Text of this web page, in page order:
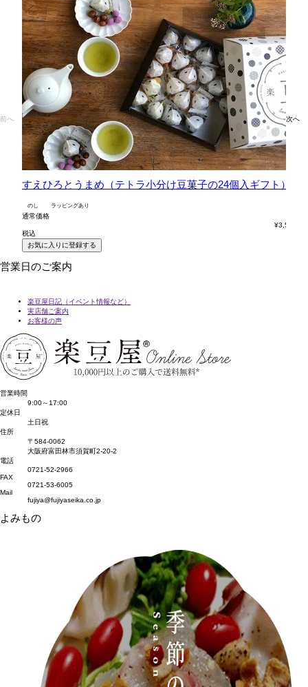
前へ
すえひろとうまめ（テトラ小分け豆菓子の24個入ギフト）
のし ラッピングあり
通常価格
¥3,564
税込
お気に入りに登録する
次へ
営業日のご案内
楽豆屋日記（イベント情報など）
実店舗ご案内
お客様の声
営業時間
9:00～17:00
定休日
土日祝
住所
〒584-0062
大阪府富田林市須賀町2-20-2
電話
0721-52-2966
FAX
0721-53-6005
Mail
fujiya@fujiyaseika.co.jp
よみもの